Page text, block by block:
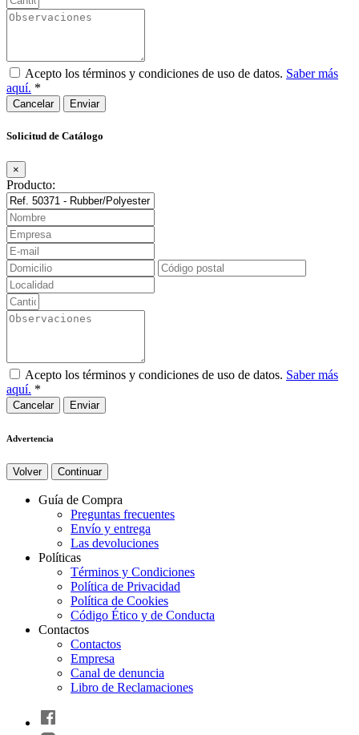
Acepto los términos y condiciones de uso de datos. Saber más
aquí. *
Cancelar
Solicitud de Catálogo
×
Producto:
Acepto los términos y condiciones de uso de datos. Saber más
aquí. *
Cancelar
Advertencia
Volver Continuar
Guía de Compra
Preguntas frecuentes
Envío y entrega
Las devoluciones
Políticas
Términos y Condiciones
Política de Privacidad
Política de Cookies
Código Ético y de Conducta
Contactos
Contactos
Empresa
Canal de denuncia
Libro de Reclamaciones